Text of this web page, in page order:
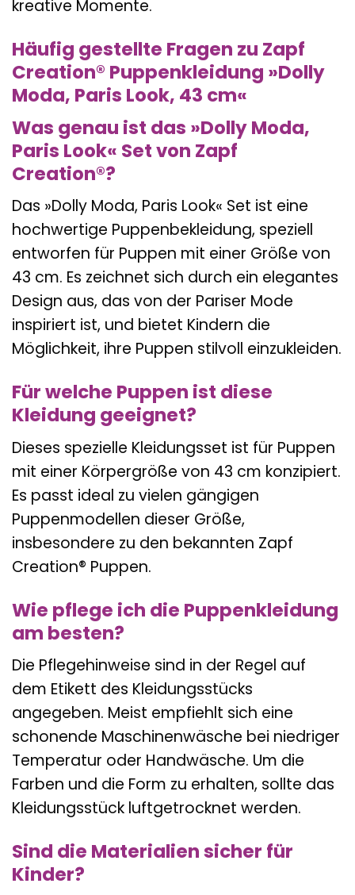
kreative Momente.
Häufig gestellte Fragen zu Zapf
Creation® Puppenkleidung »Dolly
Moda, Paris Look, 43 cm«
Was genau ist das »Dolly Moda,
Paris Look« Set von Zapf
Creation®?
Das »Dolly Moda, Paris Look« Set ist eine
hochwertige Puppenbekleidung, speziell
entworfen für Puppen mit einer Größe von
43 cm. Es zeichnet sich durch ein elegantes
Design aus, das von der Pariser Mode
inspiriert ist, und bietet Kindern die
Möglichkeit, ihre Puppen stilvoll einzukleiden.
Für welche Puppen ist diese
Kleidung geeignet?
Dieses spezielle Kleidungsset ist für Puppen
mit einer Körpergröße von 43 cm konzipiert.
Es passt ideal zu vielen gängigen
Puppenmodellen dieser Größe,
insbesondere zu den bekannten Zapf
Creation® Puppen.
Wie pflege ich die Puppenkleidung
am besten?
Die Pflegehinweise sind in der Regel auf
dem Etikett des Kleidungsstücks
angegeben. Meist empfiehlt sich eine
schonende Maschinenwäsche bei niedriger
Temperatur oder Handwäsche. Um die
Farben und die Form zu erhalten, sollte das
Kleidungsstück luftgetrocknet werden.
Sind die Materialien sicher für
Kinder?